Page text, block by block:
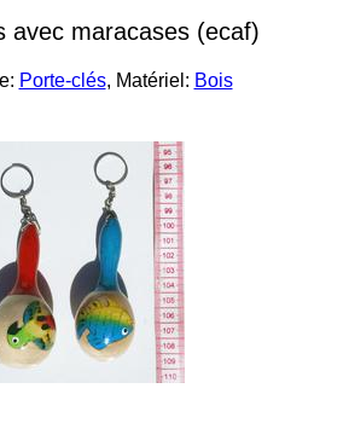
avec maracases (ecaf)
Porte-clés, Matériel: Bois